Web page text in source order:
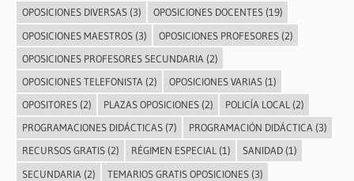
OPOSICIONES DIVERSAS(3) OPOSICIONES DOCENTES(19)
OPOSICIONES MAESTROS(3) OPOSICIONES PROFESORES(2)
OPOSICIONES PROFESORES SECUNDARIA (2)
OPOSICIONES TELEFONISTA (2) OPOSICIONES VARIAS(1)
OPOSITORES(2) PLAZAS OPOSICIONES(2) POLICÍA LOCAL (2)
PROGRAMACIONES DIDÁCTICAS(7) PROGRAMACIÓN DIDÁCTICA(3)
RECURSOS GRATIS(2) RÉGIMEN ESPECIAL(1) SANIDAD(1)
SECUNDARIA (2) TEMARIOS GRATIS OPOSICIONES(3)